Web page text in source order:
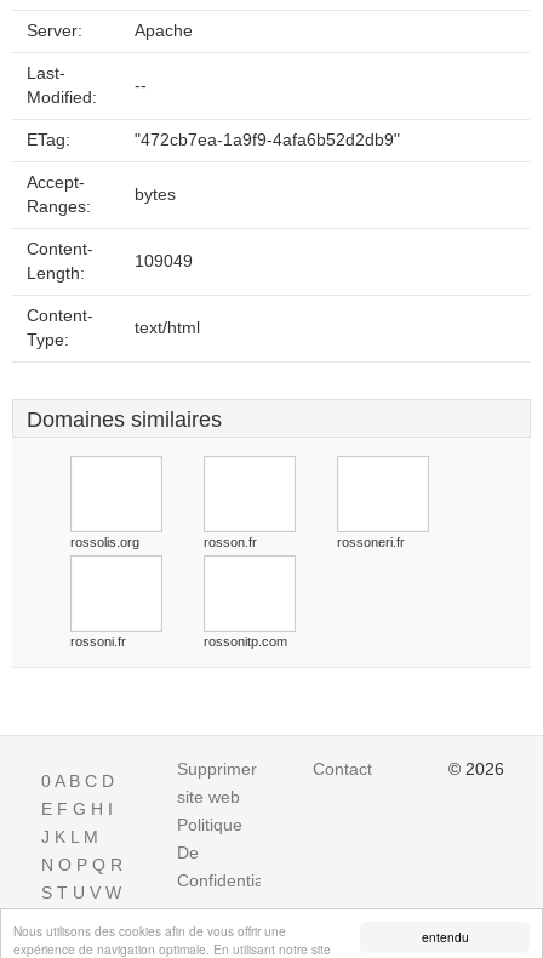
entendu
Nous utilisons des cookies afin de vous offrir une
expérience de navigation optimale. En utilisant notre site
Server: Apache
Last-
Modified:
--
ETag: "472cb7ea-1a9f9-4afa6b52d2db9"
Accept-
Ranges:
bytes
Content-
Length:
109049
Content-
Type:
text/html
Domaines similaires
rossolis.org rosson.fr rossoneri.fr
rossoni.fr rossonitp.com
0A B C D
E F G H I
J K L M
N O P Q R
S T U V W
Supprimer
site web
Politique
De
Confidentialite
Contact © 2026